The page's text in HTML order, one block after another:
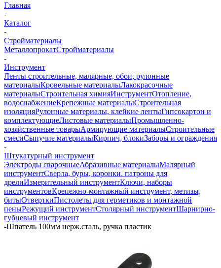
Главная
-
Каталог
-
Стройматериалы
МеталлопрокатСтройматериалы
-
Инструмент
Ленты строительные, малярные, обои, рулонные
материалыКровельные материалыЛакокрасочные
материалыСтроительная химияИнструментОтопление,
водоснабжениеКрепежные материалыСтроительная
изоляцияРулонные материалы, клейкие лентыГипсокартон и
комплектующиеЛистовые материалыПромышленно-
хозяйственные товарыАрмирующие материалыСтроительные
смесиСыпучие материалыКирпич, блокиЗаборы и ограждения
-
Штукатурный инструмент
Электроды сварочныеАбразивные материалыМалярный
инструментСверла, буры, коронки. патроны для
дрелиИзмерительный инструментКлючи, наборы
инструментовКрепежно-монтажный инструмент, метизы,
битыОтверткиПистолеты для герметиков и монтажной
пеныРежущий инструментСтолярный инструментШарнирно-
губцевый инструмент
-Шпатель 100мм нерж.сталь, ручка пластик